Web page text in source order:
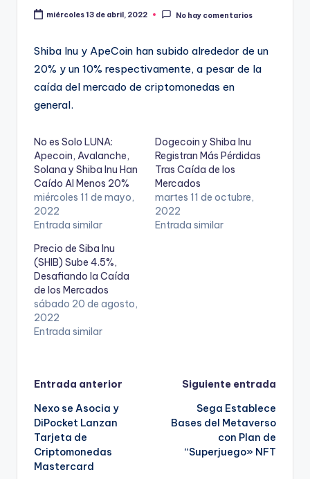
miércoles 13 de abril, 2022 No hay comentarios
Shiba Inu y ApeCoin han subido alrededor de un
20% y un 10% respectivamente, a pesar de la
caída del mercado de criptomonedas en
general.
No es Solo LUNA:
Apecoin, Avalanche,
Solana y Shiba Inu Han
Caído Al Menos 20%
miércoles 11 de mayo,
2022
Entrada similar
Dogecoin y Shiba Inu
Registran Más Pérdidas
Tras Caída de los
Mercados
martes 11 de octubre,
2022
Entrada similar
Precio de Siba Inu
(SHIB) Sube 4.5%,
Desafiando la Caída
de los Mercados
sábado 20 de agosto,
2022
Entrada similar
Navegación
de
entradas
Entrada anterior
Nexo se Asocia y
DiPocket Lanzan
Tarjeta de
Criptomonedas
Mastercard
Siguiente entrada
Sega Establece
Bases del Metaverso
con Plan de
“Superjuego» NFT